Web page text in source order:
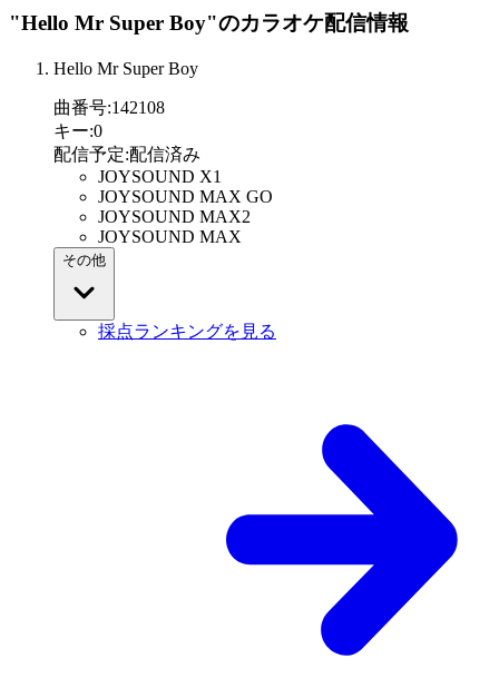
"Hello Mr Super Boy"のカラオケ配信情報
Hello Mr Super Boy
曲番号:142108
キー:0
配信予定:配信済み
JOYSOUND X1
JOYSOUND MAX GO
JOYSOUND MAX2
JOYSOUND MAX
その他
採点ランキングを見る